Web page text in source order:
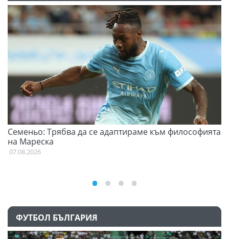
Семеньо: Трябва да се адаптираме към философията
на Мареска
07.08.2026
ФУТБОЛ БЪЛГАРИЯ